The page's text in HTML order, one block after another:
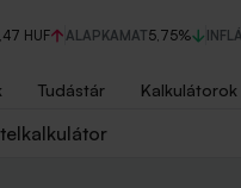
HUF ALAPKAMAT5,75%
Tudástár Kalkulátorok